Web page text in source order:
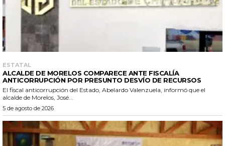
ESTATAL
ALCALDE DE MORELOS COMPARECE ANTE FISCALÍA
ANTICORRUPCIÓN POR PRESUNTO DESVÍO DE RECURSOS
El fiscal anticorrupción del Estado, Abelardo Valenzuela, informó que el
alcalde de Morelos, José...
5 de agosto de 2026